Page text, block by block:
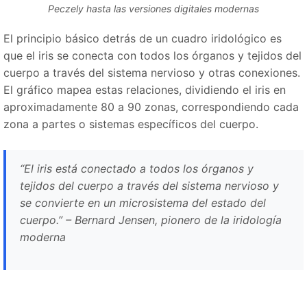
Peczely hasta las versiones digitales modernas
El principio básico detrás de un cuadro iridológico es
que el iris se conecta con todos los órganos y tejidos del
cuerpo a través del sistema nervioso y otras conexiones.
El gráfico mapea estas relaciones, dividiendo el iris en
aproximadamente 80 a 90 zonas, correspondiendo cada
zona a partes o sistemas específicos del cuerpo.
“El iris está conectado a todos los órganos y
tejidos del cuerpo a través del sistema nervioso y
se convierte en un microsistema del estado del
cuerpo.” – Bernard Jensen, pionero de la iridología
moderna